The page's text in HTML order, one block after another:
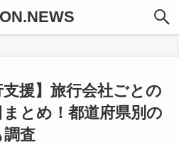
支援】旅行会社ごとの
とめ！都道府県別の
調査